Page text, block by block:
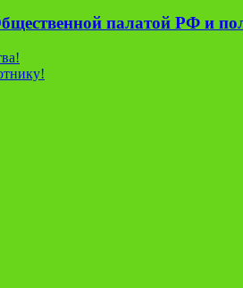
палатой РФ и